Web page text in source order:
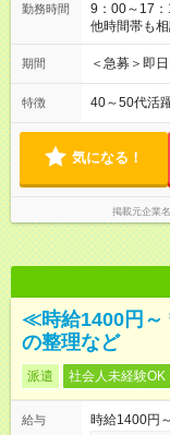
勤務時間
9：00～17
他時間帯も
期間 ＜急募＞即
特徴 40～50代活
気になる！
掲載元企業名
≪時給1400円～
の整理など
派遣 社会人未経験OK
給与
時給1400円～